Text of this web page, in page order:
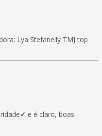
Lya Stefanelly TMJ top
e é claro, boas